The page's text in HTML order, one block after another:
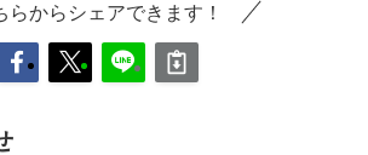
らからシェアできます！